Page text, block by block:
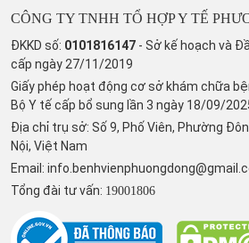
CÔNG TY TNHH TỔ HỢP Y TẾ
ĐKKD số: 0101816147 - Sở kế hoạch và
cấp ngày 27/11/2019
Giấy phép hoạt động cơ sở khám chữa
Bộ Y tế cấp bổ sung lần 3 ngày 18/09/
Địa chỉ trụ sở: Số 9, Phố Viên, Phường
Nội, Việt Nam
Email:
Tổng đài tư vấn: 19001806